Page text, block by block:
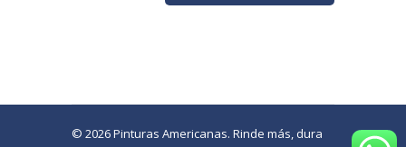
© 2026 Pinturas Americanas. Rinde más, dura